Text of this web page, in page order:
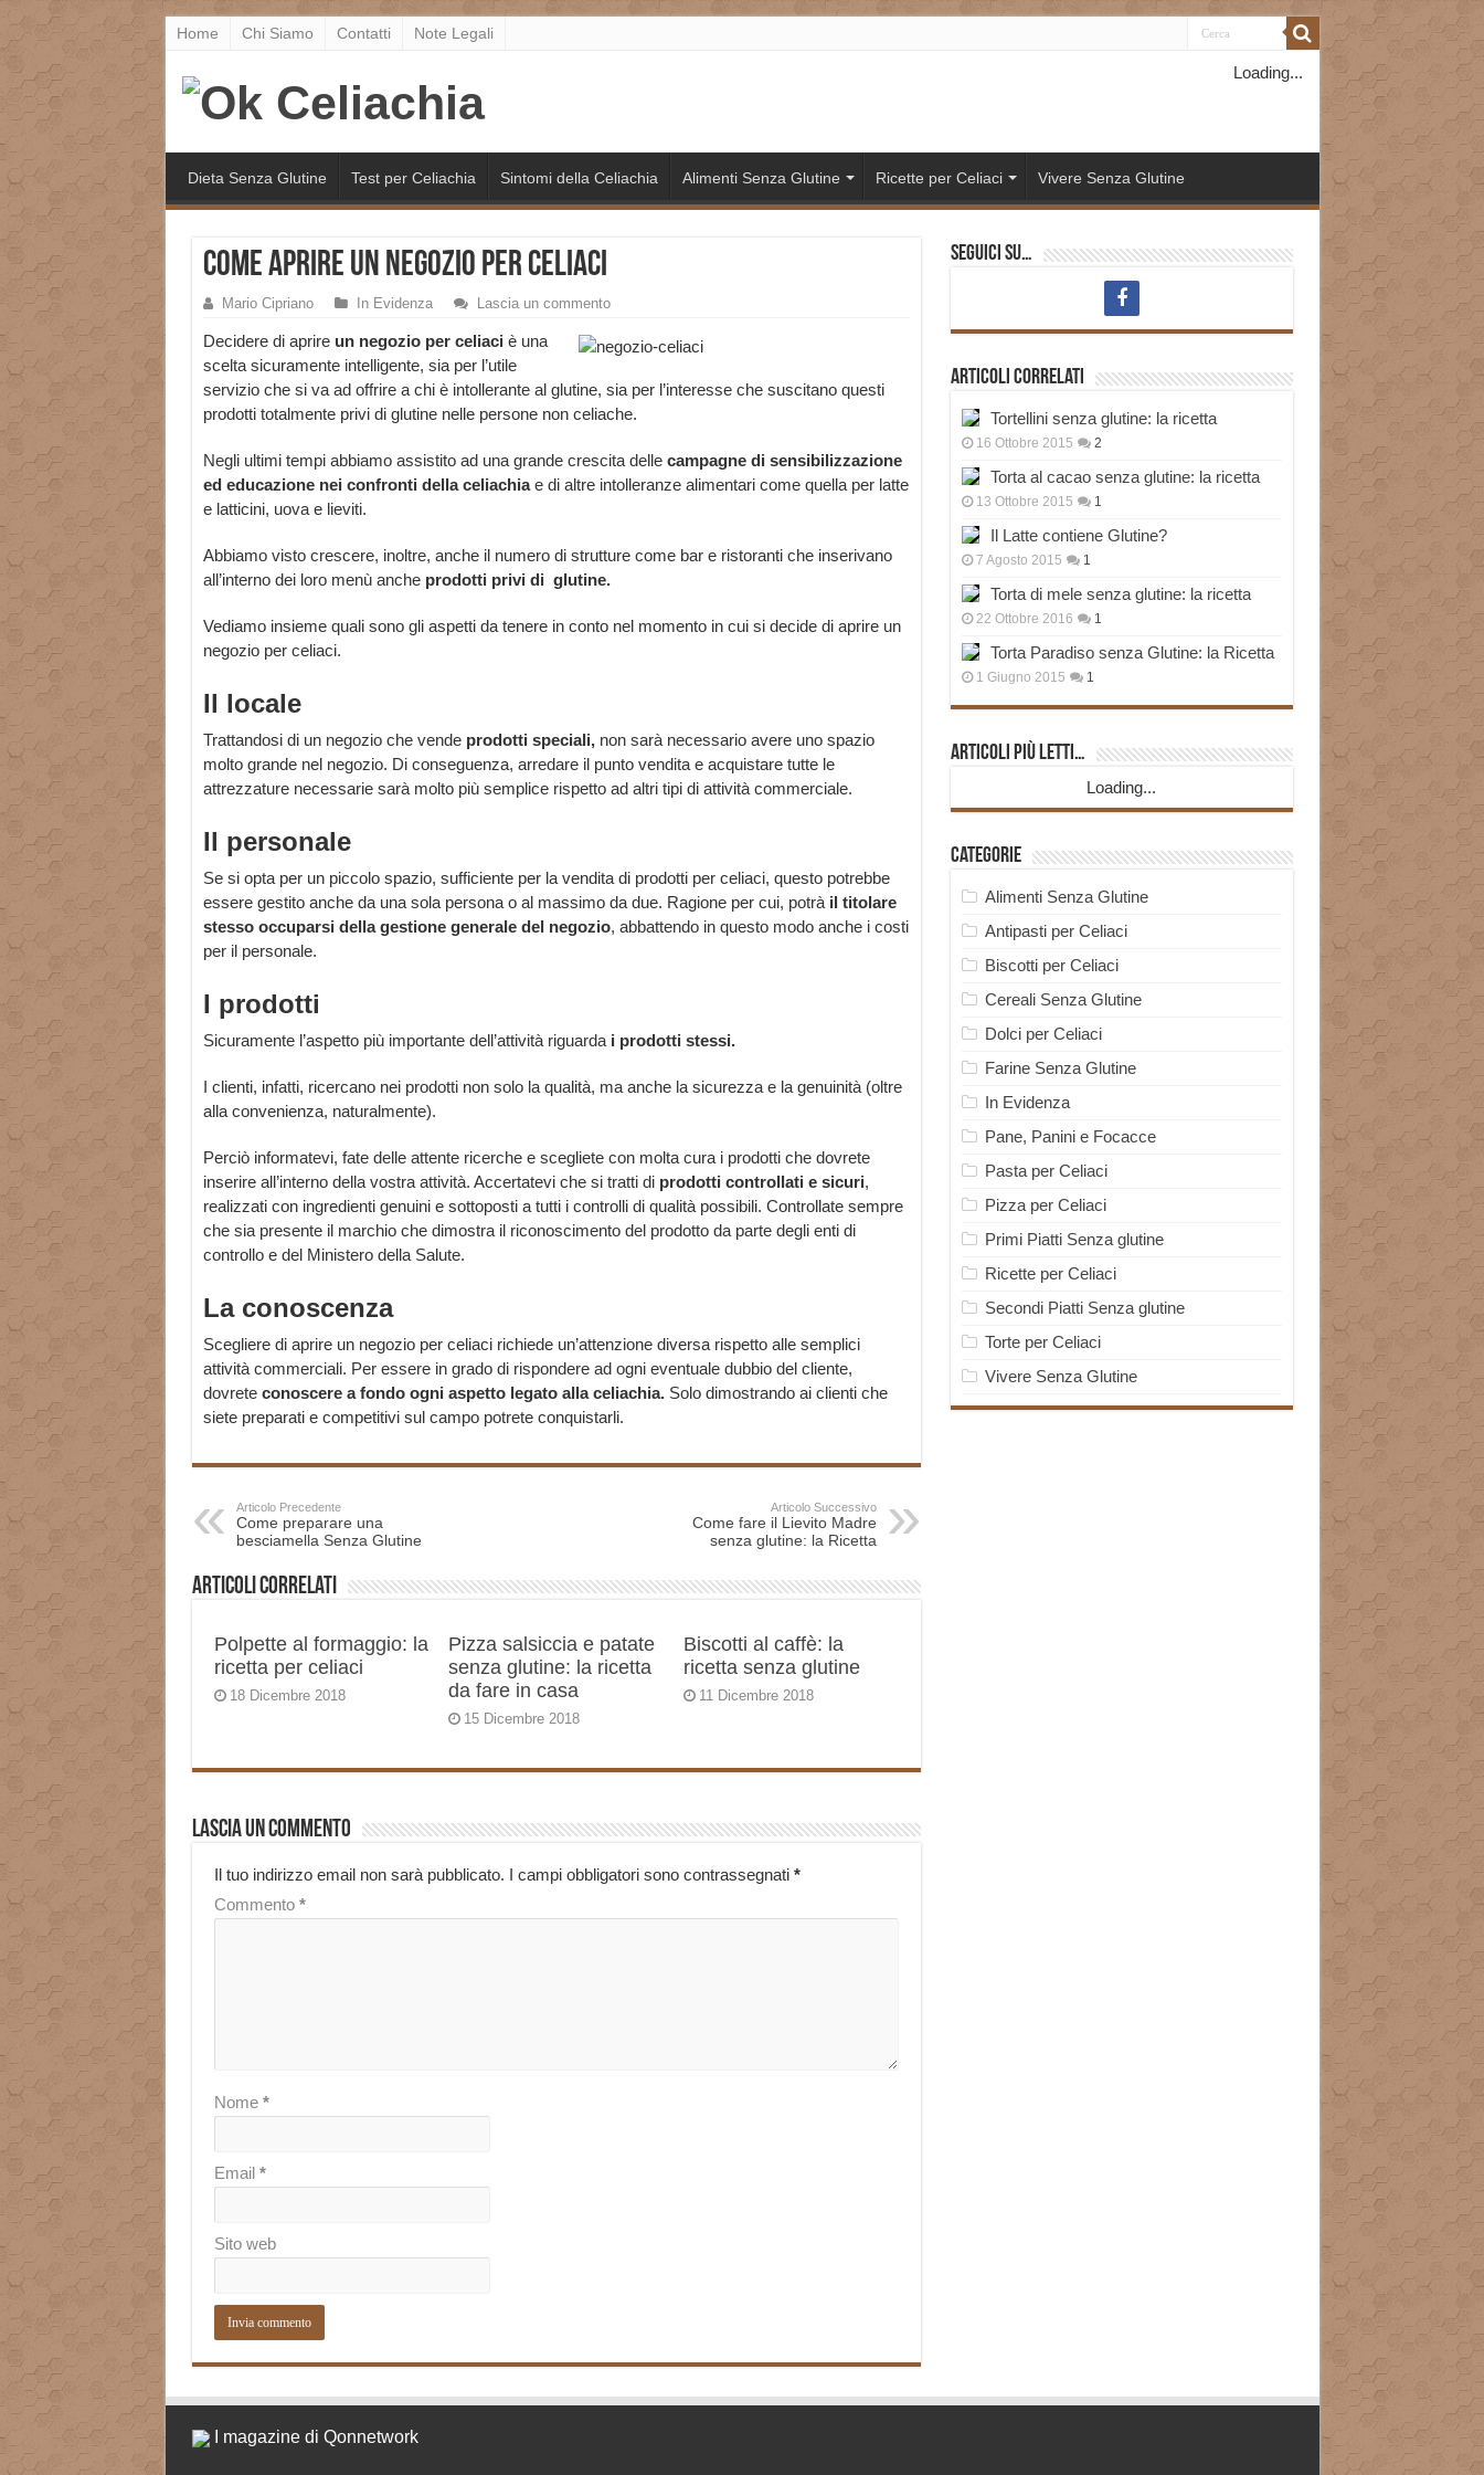
Home Chi Siamo Contatti Note Legali
Loading...
Dieta Senza Glutine Test per Celiachia Sintomi della Celiachia Alimenti Senza Glutine Ricette per Celiaci Vivere Senza Glutine
Come aprire un Negozio per celiaci
Mario Cipriano In Evidenza Lascia un commento
Decidere di aprire un negozio per celiaci è una
scelta sicuramente intelligente, sia per l’utile
servizio che si va ad offrire a chi è intollerante al glutine, sia per l’interesse che suscitano questi
prodotti totalmente privi di glutine nelle persone non celiache.
Negli ultimi tempi abbiamo assistito ad una grande crescita delle campagne di sensibilizzazione
ed educazione nei confronti della celiachiae di altre intolleranze alimentari come quella per latte
e latticini, uova e lieviti.
Abbiamo visto crescere, inoltre, anche il numero di strutture come bar e ristoranti che inserivano
all’interno dei loro menù anche prodotti privi di glutine.
Vediamo insieme quali sono gli aspetti da tenere in conto nel momento in cui si decide di aprire un
negozio per celiaci.
Il locale
Trattandosi di un negozio che vende prodotti speciali,non sarà necessario avere uno spazio
molto grande nel negozio. Di conseguenza, arredare il punto vendita e acquistare tutte le
attrezzature necessarie sarà molto più semplice rispetto ad altri tipi di attività commerciale.
Il personale
Se si opta per un piccolo spazio, sufficiente per la vendita di prodotti per celiaci, questo potrebbe
essere gestito anche da una sola persona o al massimo da due. Ragione per cui, potrà il titolare
stesso occuparsi della gestione generale del negozio, abbattendo in questo modo anche i costi
per il personale.
I prodotti
Sicuramente l’aspetto più importante dell’attività riguarda i prodotti stessi.
I clienti, infatti, ricercano nei prodotti non solo la qualità, ma anche la sicurezza e la genuinità (oltre
alla convenienza, naturalmente).
Perciò informatevi, fate delle attente ricerche e scegliete con molta cura i prodotti che dovrete
inserire all’interno della vostra attività. Accertatevi che si tratti di prodotti controllati e sicuri,
realizzati con ingredienti genuini e sottoposti a tutti i controlli di qualità possibili. Controllate sempre
che sia presente il marchio che dimostra il riconoscimento del prodotto da parte degli enti di
controllo e del Ministero della Salute.
La conoscenza
Scegliere di aprire un negozio per celiaci richiede un’attenzione diversa rispetto alle semplici
attività commerciali. Per essere in grado di rispondere ad ogni eventuale dubbio del cliente,
dovrete conoscere a fondo ogni aspetto legato alla celiachia. Solo dimostrando ai clienti che
siete preparati e competitivi sul campo potrete conquistarli.
Articolo Precedente
Come preparare una
besciamella Senza Glutine
Articolo Successivo
Come fare il Lievito Madre
senza glutine: la Ricetta
Articoli correlati
Polpette al formaggio: la
ricetta per celiaci
18 Dicembre 2018
Pizza salsiccia e patate
senza glutine: la ricetta
da fare in casa
15 Dicembre 2018
Biscotti al caffè: la
ricetta senza glutine
11 Dicembre 2018
Lascia un commento
Il tuo indirizzo email non sarà pubblicato. I campi obbligatori sono contrassegnati *
Commento *
Nome *
Email *
Sito web
Seguici su…
Articoli correlati
Tortellini senza glutine: la ricetta
16 Ottobre 2015 2
Torta al cacao senza glutine: la ricetta
13 Ottobre 2015 1
Il Latte contiene Glutine?
7 Agosto 2015 1
Torta di mele senza glutine: la ricetta
22 Ottobre 2016 1
Torta Paradiso senza Glutine: la Ricetta
1 Giugno 2015 1
Articoli più Letti…
Loading...
Categorie
Alimenti Senza Glutine
Antipasti per Celiaci
Biscotti per Celiaci
Cereali Senza Glutine
Dolci per Celiaci
Farine Senza Glutine
In Evidenza
Pane, Panini e Focacce
Pasta per Celiaci
Pizza per Celiaci
Primi Piatti Senza glutine
Ricette per Celiaci
Secondi Piatti Senza glutine
Torte per Celiaci
Vivere Senza Glutine
I magazine di Qonnetwork